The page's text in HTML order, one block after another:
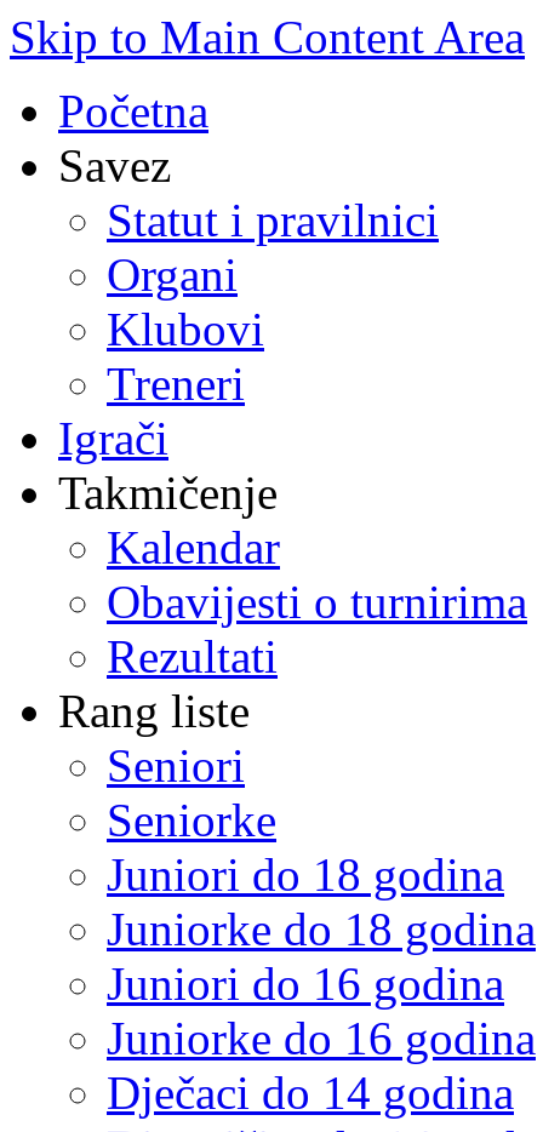
Skip to Main Content Area
Početna
Savez
Statut i pravilnici
Organi
Klubovi
Treneri
Igrači
Takmičenje
Kalendar
Obavijesti o turnirima
Rezultati
Rang liste
Seniori
Seniorke
Juniori do 18 godina
Juniorke do 18 godina
Juniori do 16 godina
Juniorke do 16 godina
Dječaci do 14 godina